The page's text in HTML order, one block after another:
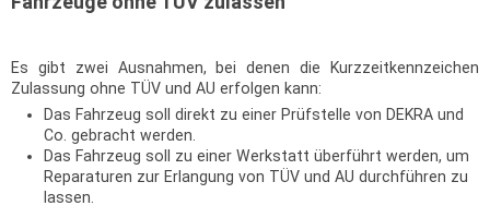
Es gibt zwei Ausnahmen, bei denen die Kurzzeitkennzeichen
Zulassung ohne TÜV und AU erfolgen kann:
Das Fahrzeug soll direkt zu einer Prüfstelle von DEKRA und
Co. gebracht werden.
Das Fahrzeug soll zu einer Werkstatt überführt werden, um
Reparaturen zur Erlangung von TÜV und AU durchführen zu
lassen.